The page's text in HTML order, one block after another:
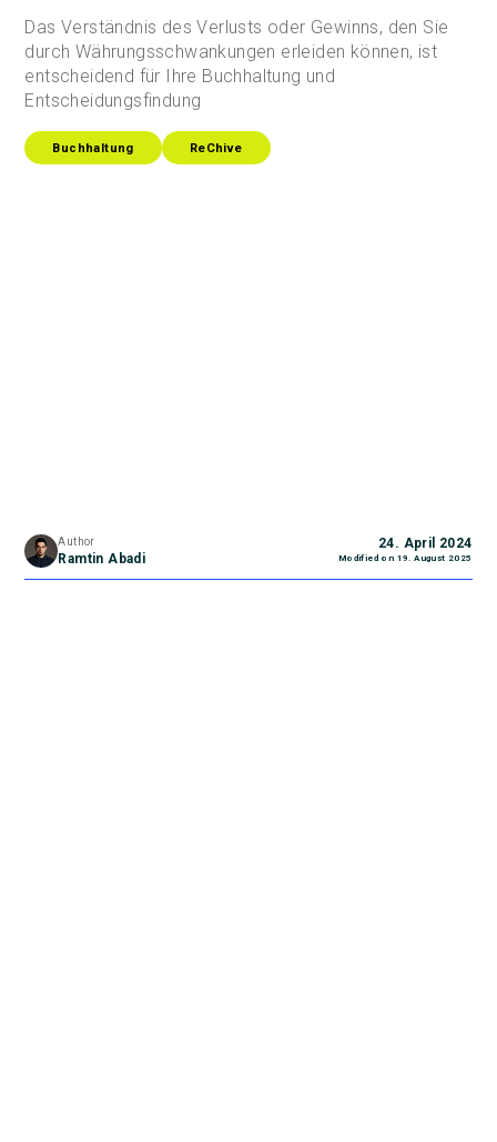
Das Verständnis des Verlusts oder Gewinns, den Sie
durch Währungsschwankungen erleiden können, ist
entscheidend für Ihre Buchhaltung und
Entscheidungsfindung
Buchhaltung ReChive
Author
Ramtin Abadi
24. April 2024
Modified on 19. August 2025